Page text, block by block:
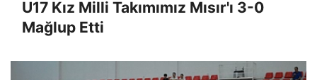
U17 Kız Milli Takımımız Mısır'ı 3-0
Mağlup Etti